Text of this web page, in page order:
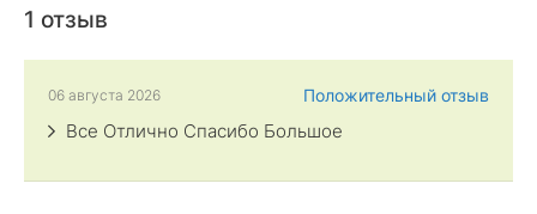
1 отзыв
Положительный отзыв
06 августа 2026
Все Отлично Спасибо Большое